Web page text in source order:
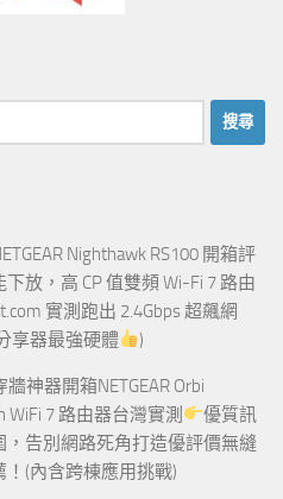
Nighthawk RS100 開箱評
放，高 CP 值雙頻 Wi-Fi 7 路由
實測跑出 2.4Gbps 超飆網
享器最強硬體
)
神器開箱NETGEAR Orbi
WiFi 7 路由器台灣實測
優質訊
，告別網路死角打造優評價無縫
！(內含跨棟應用挑戰)